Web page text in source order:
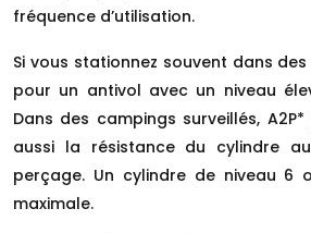
fréquence d’utilisation.
Si vous stationnez souvent dans
pour un antivol avec un niveau
Dans des campings surveillés,
aussi la résistance du cylindre
perçage. Un cylindre de niveau 6
maximale.